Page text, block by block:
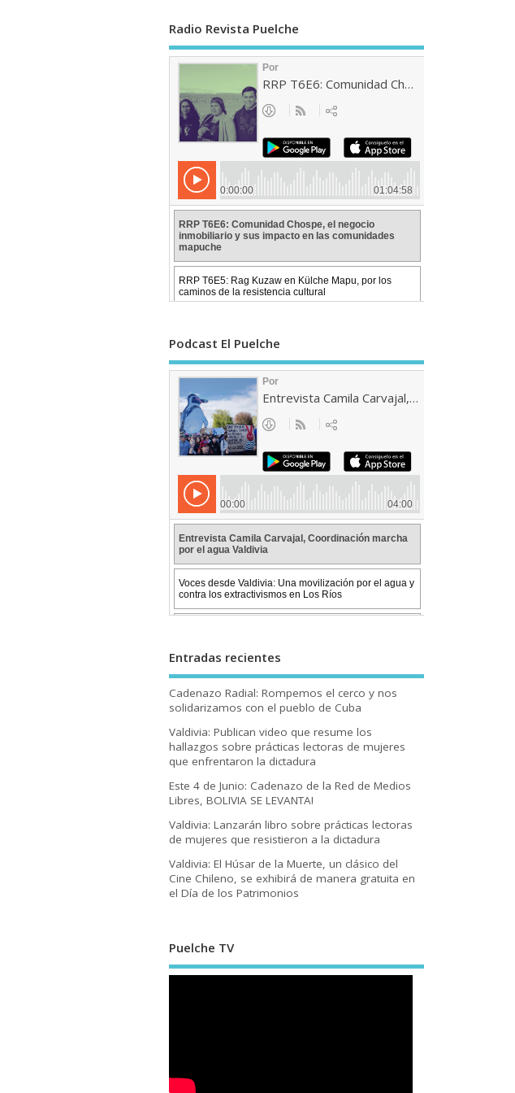
Radio Revista Puelche
Podcast El Puelche
Entradas recientes
Cadenazo Radial: Rompemos el cerco y nos
solidarizamos con el pueblo de Cuba
Valdivia: Publican video que resume los
hallazgos sobre prácticas lectoras de mujeres
que enfrentaron la dictadura
Este 4 de Junio: Cadenazo de la Red de Medios
Libres, BOLIVIA SE LEVANTA!
Valdivia: Lanzarán libro sobre prácticas lectoras
de mujeres que resistieron a la dictadura
Valdivia: El Húsar de la Muerte, un clásico del
Cine Chileno, se exhibirá de manera gratuita en
el Día de los Patrimonios
Puelche TV